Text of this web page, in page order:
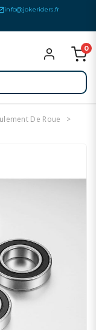
info@jokeriders.fr
0
De Roue